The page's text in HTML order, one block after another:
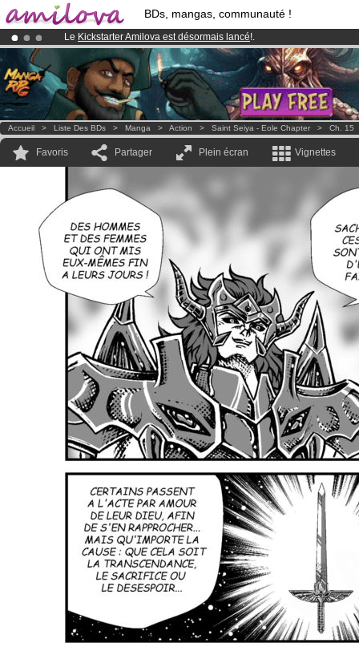
BDs, mangas, communauté !
Le Kickstarter Amilova est désormais lancé!.
Abonnement premium: à partir de3.95 eurospar mois !Clique ici
Déjà 100000membreset 1000BDs & Mangas!
Accueil > Liste Des BDs > Manga > Action > Saint Seiya - Eole Chapter > Ch. 15
Favoris Partager Plein écran Vignettes